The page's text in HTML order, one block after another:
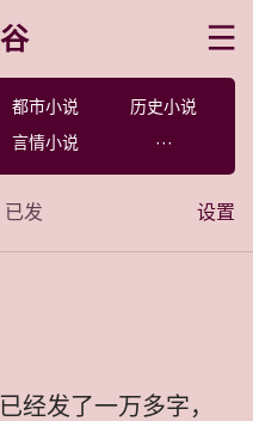
都市小说
历史小说
言情小说 ···
设置
已发
经发了一万多字，